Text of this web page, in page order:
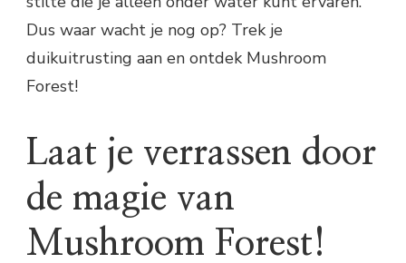
Dus waar wacht je nog op? Trek je
duikuitrusting aan en ontdek Mushroom
Forest!
Laat je verrassen door
de magie van
Mushroom Forest!